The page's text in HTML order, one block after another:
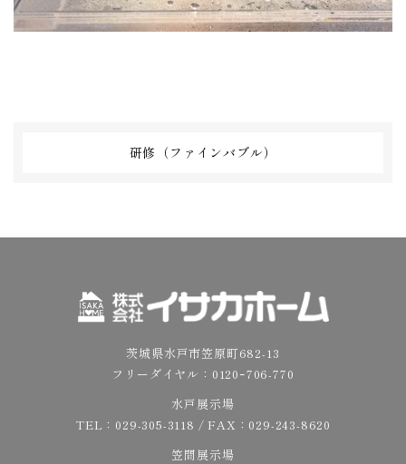
研修（ファインバブル）
茨城県水戸市笠原町682-13
フリーダイヤル： 0120ｰ706-770
水戸展示場
TEL： 029-305-3118 / FAX：029-243-8620
笠間展示場